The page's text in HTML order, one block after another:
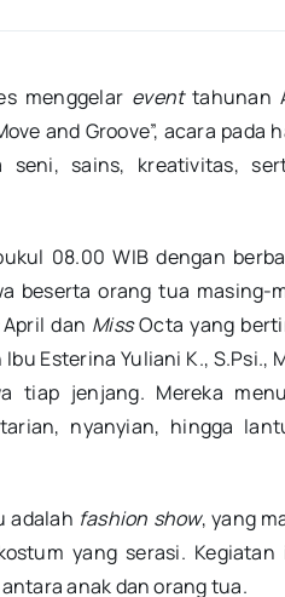
menggelar eventtahunan
and Groove”, acara pada
seni, sains, kreativitas,
08.00 WIB dengan
beserta orang tua masing-
dan MissOcta yang
Esterina Yuliani K., S.Psi.,
tiap jenjang. Mereka
nyanyian, hingga
adalah fashion show, yang
yang serasi.
anak dan orang tua.